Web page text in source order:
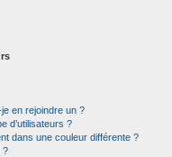
en rejoindre un ?
d’utilisateurs ?
dans une couleur différente ?
?